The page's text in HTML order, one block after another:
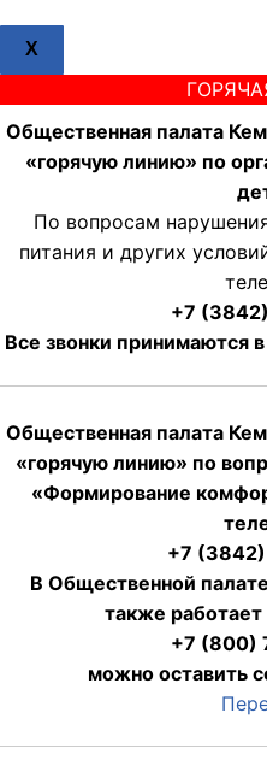
X
Общественная палата
«горячую линию» по
По вопросам
питания и других
+7
Все звонки принимаются
Общественная палата
«горячую линию» по
«Формирование
+7
В Общественной
также работает
+7 (800)
можно оставить